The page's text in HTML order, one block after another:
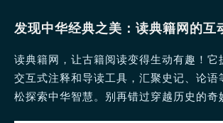
发现中华经典之美：读典籍网的互
读典籍网，让古籍阅读变得生动有趣！它
交互式注释和导读工具，汇聚史记、论语
松探索中华智慧。别再错过穿越历史的奇